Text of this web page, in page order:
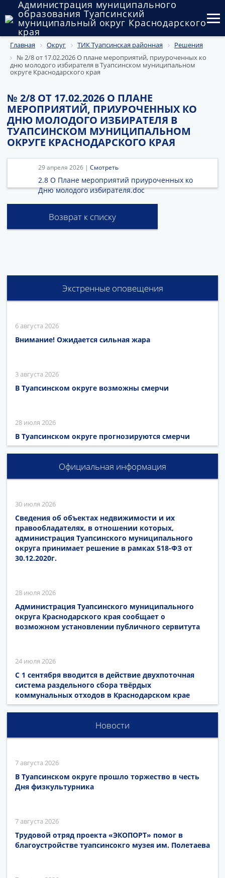
Администрация муниципального
образования Туапсинский
муниципальный округ Краснодарского
края
Округ
Администрация
Государственный и муниципальный контроль
Муниципальное имущество
Публичные слушания и общественные обсуждения
Документы
Главная Округ ТИК Туапсинская районная
Решения
№ 2/8 от 17.02.2026 О плане мероприятий, приуроченных ко
дню молодого избирателя в Туапсинском муниципальном
округе Краснодарского края
№ 2/8 ОТ 17.02.2026 О ПЛАНЕ
МЕРОПРИЯТИЙ, ПРИУРОЧЕННЫХ КО
ДНЮ МОЛОДОГО ИЗБИРАТЕЛЯ В
ТУАПСИНСКОМ МУНИЦИПАЛЬНОМ
ОКРУГЕ КРАСНОДАРСКОГО КРАЯ
29 апреля 2026 | Смотреть
2.8 О Плане мероприятий приуроченных ко
Дню молодого избирателя.doc
Возврат к списку
Экстренные оповещения
6 августа 2026
Внимание! Ожидается сильная жара
3 августа 2026
В Туапсинском округе возможны смерчи
28 июля 2026
В Туапсинском округе прогнозируются смерчи
Официальная информация
30 июля 2026
Сведения об объектах недвижимости и их
правообладателях, в отношении которых,
администрация Туапсинского муниципального
округа принимает решение в рамках 518-ФЗ от
30.12.2020г.
28 июля 2026
Администрация Туапсинского муниципального
округа Краснодарского края сообщает о
возможном установлении публичного сервитута
24 июля 2026
С 1 сентября вводится в действие двухпоточная
система раздельного сбора твёрдых
коммунальных отходов в Краснодарском крае
Новости
7 августа 2026
В Туапсинском округе прошло торжество в честь
Дня физкультурника
7 августа 2026
Трудовой отряд проекта «ЭКОПОРТ» помог в
благоустройстве туапсинсокго музея им. Полетаева